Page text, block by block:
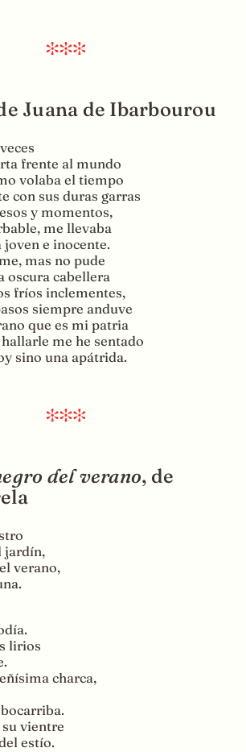
Juana de Ibarbourou
frente al mundo
volaba el tiempo
con sus duras garras
y momentos,
me llevaba
e inocente.
mas no pude
oscura cabellera
fríos inclementes,
siempre anduve
que es mi patria
me he sentado
sino una apátrida.
del verano, de
jardín,
verano,
lirios
charca,
vientre
estío.